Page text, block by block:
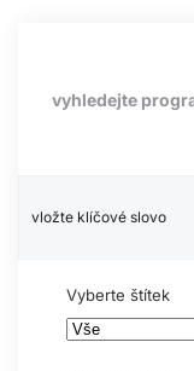
vyhledejte
Vyberte štítek